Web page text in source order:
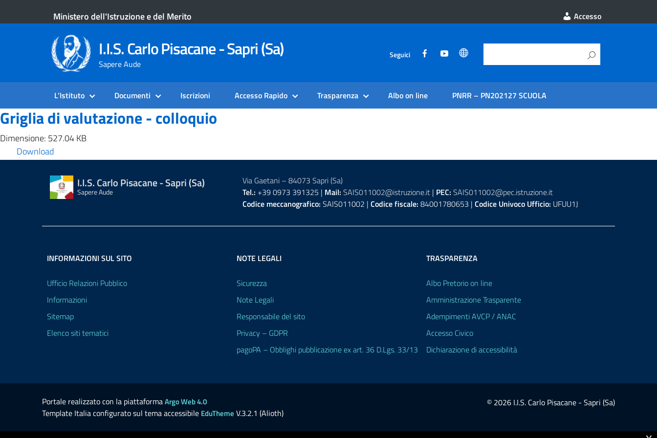
Ministero dell'Istruzione e del Merito Accesso
I.I.S. Carlo Pisacane - Sapri (Sa)
Sapere Aude
Seguici
L’Istituto Documenti Iscrizioni Accesso Rapido Trasparenza Albo on line PNRR – PN202127 SCUOLA
Griglia di valutazione - colloquio
Dimensione: 527.04 KB
Download
I.I.S. Carlo Pisacane - Sapri (Sa)
Sapere Aude
Via Gaetani – 84073 Sapri (Sa)
Tel.: +39 0973 391325 | Mail: SAIS011002@istruzione.it| PEC: SAIS011002@pec.istruzione.it
Codice meccanografico: SAIS011002 | Codice fiscale: 84001780653 | Codice Univoco Ufficio: UFUU1J
INFORMAZIONI SUL SITO
Ufficio Relazioni Pubblico
Informazioni
Sitemap
Elenco siti tematici
NOTE LEGALI
Sicurezza
Note Legali
Responsabile del sito
Privacy – GDPR
pagoPA – Obblighi pubblicazione ex art. 36 D.Lgs. 33/13
TRASPARENZA
Albo Pretorio on line
Amministrazione Trasparente
Adempimenti AVCP / ANAC
Accesso Civico
Dichiarazione di accessibilità
Portale realizzato con la piattaformaArgo Web 4.0
Template Italia configurato sul tema accessibile EduTheme V.3.2.1 (Alioth)
© 2026 I.I.S. Carlo Pisacane - Sapri (Sa)